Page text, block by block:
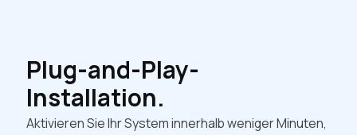
Plug-and-Play-
Installation.
Aktivieren Sie Ihr System innerhalb weniger Minuten,